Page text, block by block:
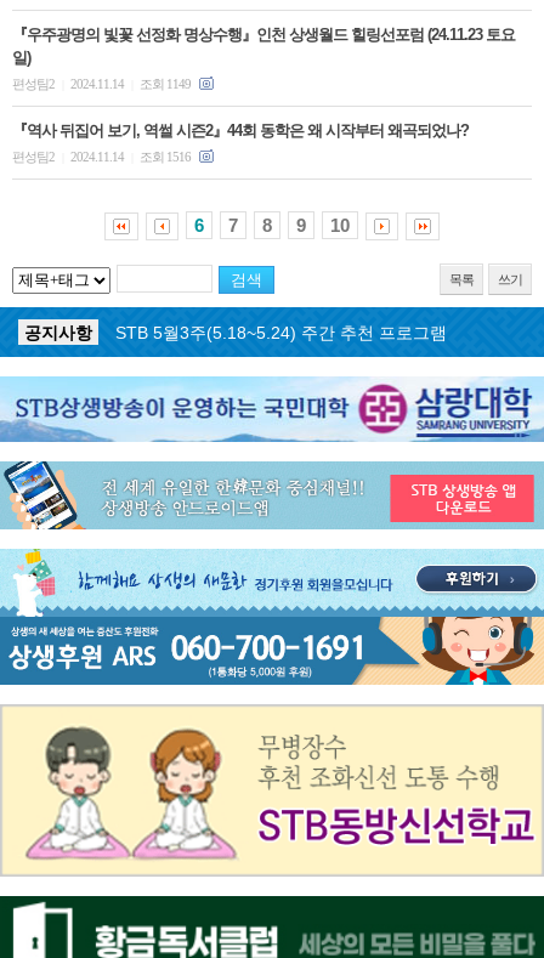
『우주광명의 빛꽃 선정화 명상수행』인천 상생월드 힐링선포럼 (24.11.23 토요
일)
편성팀2 2024.11.14 조회 1149
『역사 뒤집어 보기, 역썰 시즌2』44회 동학은 왜 시작부터 왜곡되었나?
편성팀2 2024.11.14 조회 1516
6 7 8 9 10
목록 쓰기
공지사항 ON AIR 서비스 장애 복구 안내
공지사항
STB 5월4주(5.25~5.31) 주간 추천 프로그램
공지사항
STB 5월3주(5.18~5.24) 주간 추천 프로그램
공지사항
STB 4월마지막주(4.27~5.3) 주간 추천 프로그램
STB 4월4주(4.20~4.26) 주간 추천 프로그램
공지사항
STB 4월2주(4.6~4.12) 주간 추천 프로그램
공지사항
STB 4월1주(3.30~4.5) 주간 추천 프로그램
공지사항
STB 3월4주(3.23~3.29) 주간 추천 프로그램